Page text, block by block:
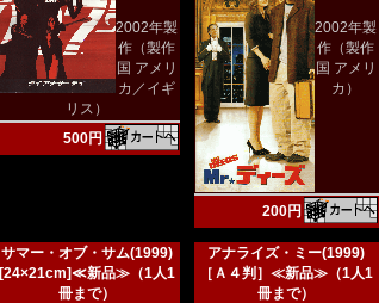
2002年製
作（製作
国 アメリ
カ／イギ
リス）
500円
2002年製
作（製作
国 アメリ
カ）
200円
サマー・オブ・サム(1999)
[24×21cm]≪新品≫（1人1
冊まで）
アナライズ・ミー(1999)
［Ａ４判］≪新品≫（1人1
冊まで）